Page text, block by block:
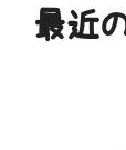
最近